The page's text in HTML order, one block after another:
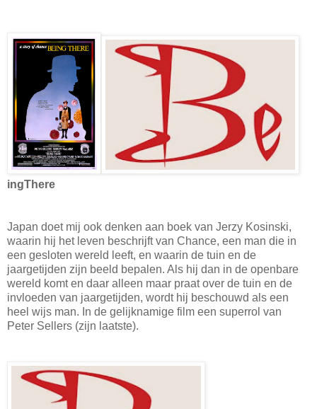
ingThere
Japan doet mij ook denken aan boek van Jerzy Kosinski,
waarin hij het leven beschrijft van Chance, een man die in
een gesloten wereld leeft, en waarin de tuin en de
jaargetijden zijn beeld bepalen. Als hij dan in de openbare
wereld komt en daar alleen maar praat over de tuin en de
invloeden van jaargetijden, wordt hij beschouwd als een
heel wijs man. In de gelijknamige film een superrol van
Peter Sellers (zijn laatste).